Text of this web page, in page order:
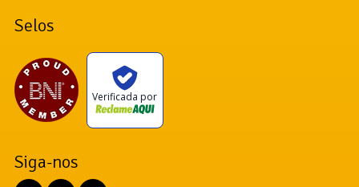
Selos
Verificada por
Siga-nos